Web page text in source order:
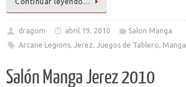
Continuar leyendo…
dragom abril 19, 2010
Salon Manga
Arcane Legions, Jerez, Juegos de Tablero, Manga
Salón Manga Jerez 2010